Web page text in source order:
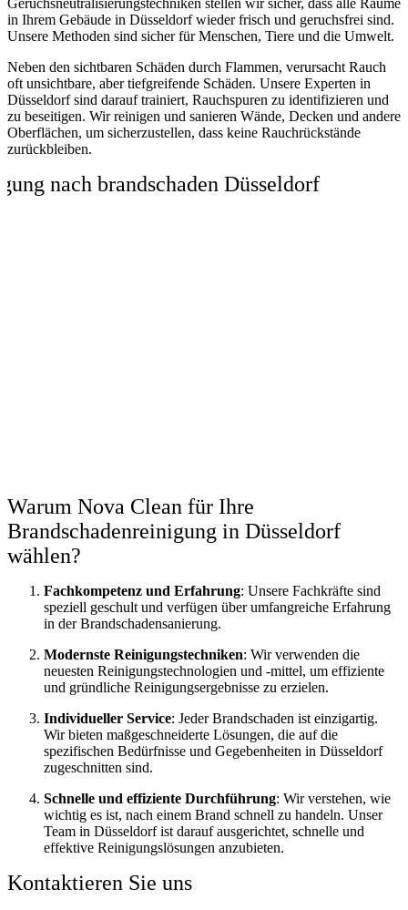
Geruchsneutralisierungstechniken stellen wir sicher, dass alle Räume
in Ihrem Gebäude in Düsseldorf wieder frisch und geruchsfrei sind.
Unsere Methoden sind sicher für Menschen, Tiere und die Umwelt.
Neben den sichtbaren Schäden durch Flammen, verursacht Rauch
oft unsichtbare, aber tiefgreifende Schäden. Unsere Experten in
Düsseldorf sind darauf trainiert, Rauchspuren zu identifizieren und
zu beseitigen. Wir reinigen und sanieren Wände, Decken und andere
Oberflächen, um sicherzustellen, dass keine Rauchrückstände
zurückbleiben.
Warum Nova Clean für Ihre
Brandschadenreinigung in Düsseldorf
wählen?
Fachkompetenz und Erfahrung: Unsere Fachkräfte sind
speziell geschult und verfügen über umfangreiche Erfahrung
in der Brandschadensanierung.
Modernste Reinigungstechniken: Wir verwenden die
neuesten Reinigungstechnologien und -mittel, um effiziente
und gründliche Reinigungsergebnisse zu erzielen.
Individueller Service: Jeder Brandschaden ist einzigartig.
Wir bieten maßgeschneiderte Lösungen, die auf die
spezifischen Bedürfnisse und Gegebenheiten in Düsseldorf
zugeschnitten sind.
Schnelle und effiziente Durchführung: Wir verstehen, wie
wichtig es ist, nach einem Brand schnell zu handeln. Unser
Team in Düsseldorf ist darauf ausgerichtet, schnelle und
effektive Reinigungslösungen anzubieten.
Kontaktieren Sie uns